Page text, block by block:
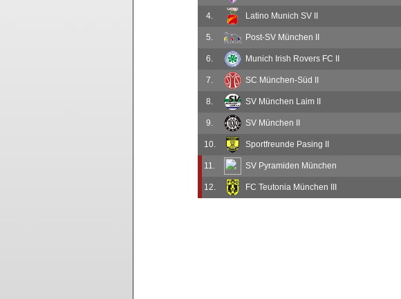
4. Latino Munich SV II
5. Post-SV München II
6. Munich Irish Rovers FC II
7. SC München-Süd II
8. SV München Laim II
9. SV München II
10. Sportfreunde Pasing II
11. SV Pyramiden München
12. FC Teutonia München III